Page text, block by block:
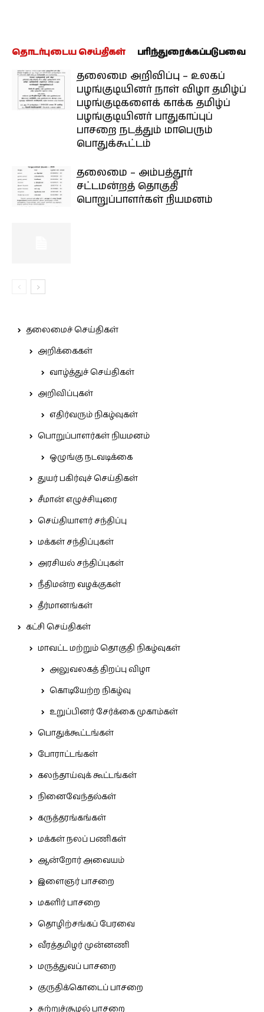
தொடர்புடைய செய்திகள் பரிந்துரைக்கப்படுபவை
தலைமை அறிவிப்பு – உலகப்
பழங்குடியினர் நாள் விழா தமிழ்ப்
பழங்குடிகளைக் காக்க தமிழ்ப்
பழங்குடியினர் பாதுகாப்புப்
பாசறை நடத்தும் மாபெரும்
பொதுக்கூட்டம்
தலைமை – அம்பத்தூர்
சட்டமன்றத் தொகுதி
பொறுப்பாளர்கள் நியமனம்
தலைமைச் செய்திகள்
அறிக்கைகள்
வாழ்த்துச் செய்திகள்
அறிவிப்புகள்
எதிர்வரும் நிகழ்வுகள்
பொறுப்பாளர்கள் நியமனம்
ஒழுங்கு நடவடிக்கை
துயர் பகிர்வுச் செய்திகள்
சீமான் எழுச்சியுரை
செய்தியாளர் சந்திப்பு
மக்கள் சந்திப்புகள்
அரசியல் சந்திப்புகள்
நீதிமன்ற வழக்குகள்
தீர்மானங்கள்
கட்சி செய்திகள்
மாவட்ட மற்றும் தொகுதி நிகழ்வுகள்
அலுவலகத் திறப்பு விழா
கொடியேற்ற நிகழ்வு
உறுப்பினர் சேர்க்கை முகாம்கள்
பொதுக்கூட்டங்கள்
போராட்டங்கள்
கலந்தாய்வுக் கூட்டங்கள்
நினைவேந்தல்கள்
கருத்தரங்கங்கள்
மக்கள் நலப் பணிகள்
ஆன்றோர் அவையம்
இளைஞர் பாசறை
மகளிர் பாசறை
தொழிற்சங்கப் பேரவை
வீரத்தமிழர் முன்னணி
மருத்துவப் பாசறை
குருதிக்கொடைப் பாசறை
சுற்றுச்சூழல் பாசறை